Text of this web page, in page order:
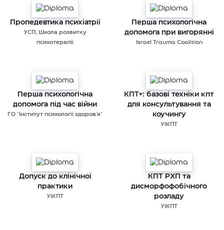
Пропедевтика психіатрії
УСП, Школа розвитку
психотерапії
Перша психологічна
допомога при вигорянні
Israel Trauma Coalition
Перша психологічна
допомога під час війни
ГО "Інститут психології здоров'я"
КПТ+: базові техніки кпт
для консультування та
коучингу
УІКПТ
Допуск до клінічної
практики
УІКПТ
КПТ РХП та
дисморфофобічного
розладу
УІКПТ